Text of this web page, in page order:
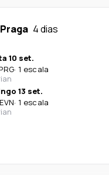
Praga 4 dias
10 set.
· 1 escala
13 set.
EVN· 1 escala